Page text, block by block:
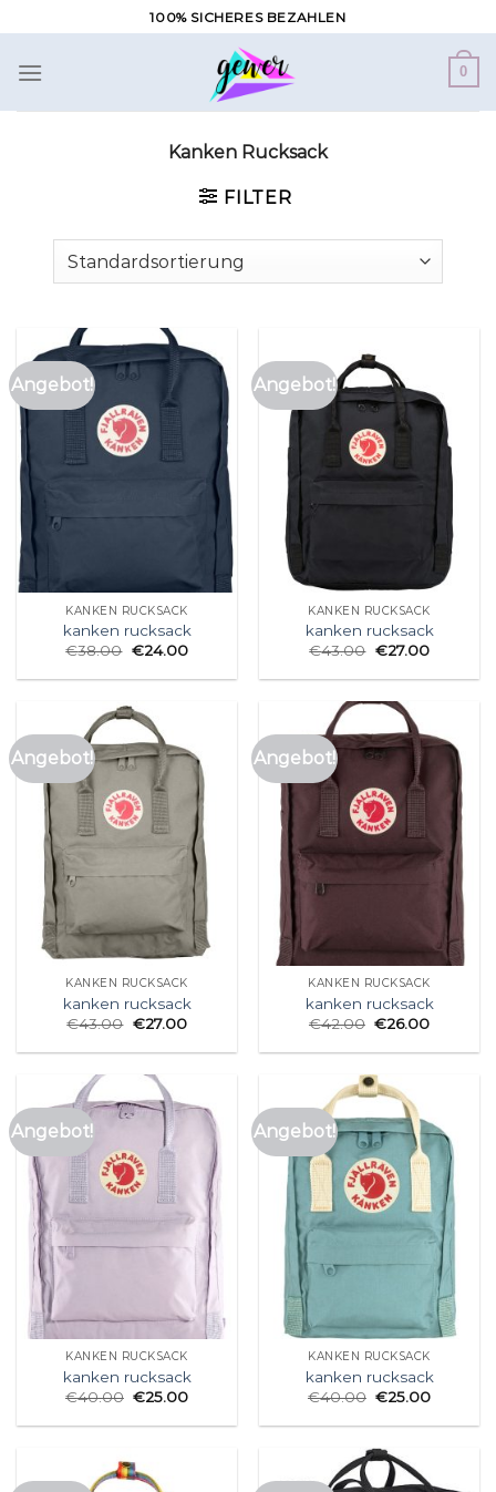
Inhalt
springen
100% SICHERES BEZAHLEN
0
Kanken Rucksack
FILTER
Angebot!
KANKEN RUCKSACK
kanken rucksack
€38.00 €24.00
Angebot!
KANKEN RUCKSACK
kanken rucksack
€43.00 €27.00
Angebot!
KANKEN RUCKSACK
kanken rucksack
€43.00 €27.00
Angebot!
KANKEN RUCKSACK
kanken rucksack
€42.00 €26.00
Angebot!
KANKEN RUCKSACK
kanken rucksack
€40.00 €25.00
Angebot!
KANKEN RUCKSACK
kanken rucksack
€40.00 €25.00